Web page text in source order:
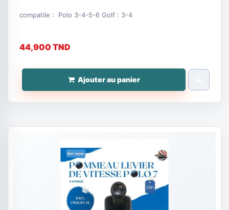
compatile : Polo 3-4-5-6 Golf : 3-4
44,900 TND
Ajouter au panier